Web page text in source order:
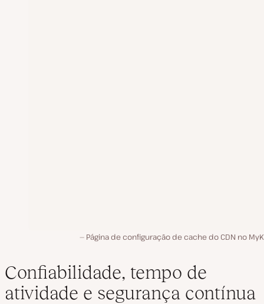
Página de configuração de cache do CDN no
Confiabilidade, tempo de
atividade e segurança contínua